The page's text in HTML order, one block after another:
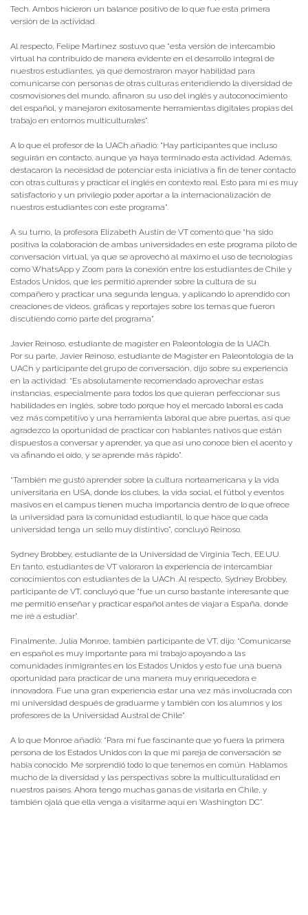
Tech. Ambos hicieron un balance positivo de lo que fue esta primera
versión de la actividad.
Al respecto, Felipe Martínez sostuvo que “esta versión de intercambio
virtual ha contribuido de manera evidente en el desarrollo integral de
nuestros estudiantes, ya que demostraron mayor habilidad para
comunicarse con personas de otras culturas entendiendo la diversidad de
cosmovisiones del mundo, afinaron su uso del inglés y autoconocimiento
del español, y manejaron exitosamente herramientas digitales propias del
trabajo en entornos multiculturales”.
A lo que el profesor de la UACh añadió: “Hay participantes que incluso
seguirán en contacto, aunque ya haya terminado esta actividad. Además,
destacaron la necesidad de potenciar esta iniciativa a fin de tener contacto
con otras culturas y practicar el inglés en contexto real. Esto para mí es muy
satisfactorio y un privilegio poder aportar a la internacionalización de
nuestros estudiantes con este programa”.
A su turno, la profesora Elizabeth Austin de VT comentó que “ha sido
positiva la colaboración de ambas universidades en este programa piloto de
conversación virtual, ya que se aprovechó al máximo el uso de tecnologías
como WhatsApp y Zoom para la conexión entre los estudiantes de Chile y
Estados Unidos, que les permitió aprender sobre la cultura de su
compañero y practicar una segunda lengua, y aplicando lo aprendido con
creaciones de videos, gráficas y reportajes sobre los temas que fueron
discutiendo como parte del programa”.
Javier Reinoso, estudiante de magíster en Paleontología de la UACh.
Por su parte, Javier Reinoso, estudiante de Magíster en Paleontología de la
UACh y participante del grupo de conversación, dijo sobre su experiencia
en la actividad: “Es absolutamente recomendado aprovechar estas
instancias, especialmente para todos los que quieran perfeccionar sus
habilidades en inglés, sobre todo porque hoy el mercado laboral es cada
vez más competitivo y una herramienta laboral que abre puertas, así que
agradezco la oportunidad de practicar con hablantes nativos que están
dispuestos a conversar y aprender, ya que así uno conoce bien el acento y
va afinando el oído, y se aprende más rápido”.
“También me gustó aprender sobre la cultura norteamericana y la vida
universitaria en USA, donde los clubes, la vida social, el fútbol y eventos
masivos en el campus tienen mucha importancia dentro de lo que ofrece
la universidad para la comunidad estudiantil, lo que hace que cada
universidad tenga un sello muy distintivo”, concluyó Reinoso.
Sydney Brobbey, estudiante de la Universidad de Virginia Tech, EE.UU.
En tanto, estudiantes de VT valoraron la experiencia de intercambiar
conocimientos con estudiantes de la UACh. Al respecto, Sydney Brobbey,
participante de VT, concluyó que “fue un curso bastante interesante que
me permitió enseñar y practicar español antes de viajar a España, donde
me iré a estudiar”.
Finalmente, Julia Monroe, también participante de VT, dijo: “Comunicarse
en español es muy importante para mi trabajo apoyando a las
comunidades inmigrantes en los Estados Unidos y esto fue una buena
oportunidad para practicar de una manera muy enriquecedora e
innovadora. Fue una gran experiencia estar una vez más involucrada con
mi universidad después de graduarme y también con los alumnos y los
profesores de la Universidad Austral de Chile”.
A lo que Monroe añadió: “Para mí fue fascinante que yo fuera la primera
persona de los Estados Unidos con la que mi pareja de conversación se
había conocido. Me sorprendió todo lo que tenemos en común. Hablamos
mucho de la diversidad y las perspectivas sobre la multiculturalidad en
nuestros países. Ahora tengo muchas ganas de visitarla en Chile, y
también ojalá que ella venga a visitarme aquí en Washington DC”.